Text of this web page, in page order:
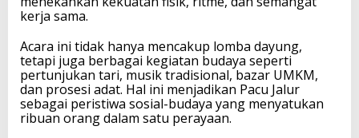
kerja sama.
Acara ini tidak hanya mencakup lomba dayung,
tetapi juga berbagai kegiatan budaya seperti
pertunjukan tari, musik tradisional, bazar UMKM,
dan prosesi adat. Hal ini menjadikan Pacu Jalur
sebagai peristiwa sosial-budaya yang menyatukan
ribuan orang dalam satu perayaan.